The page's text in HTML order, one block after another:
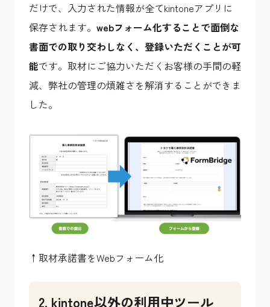
だけで、入力された情報が全てkintoneアプリに
保存されます。 webフォーム化することで面倒な
書面での取り交わしなく、登録いただくことが可
能です。取材にご協力いただくお客様の手間の軽
減、弊社の管理の煩雑さを解消することができま
した。
↑取材承諾書をWebフォーム化
2. kintone以外の利用中ツール